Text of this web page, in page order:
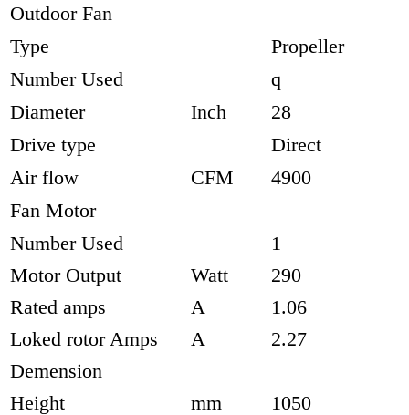
Outdoor Fan
Type
Propeller
Number Used
q
Diameter
Inch
28
Drive type
Direct
Air flow
CFM
4900
Fan Motor
Number Used
1
Motor Output
Watt
290
Rated amps
A
1.06
Loked rotor Amps
A
2.27
Demension
Height
mm
1050